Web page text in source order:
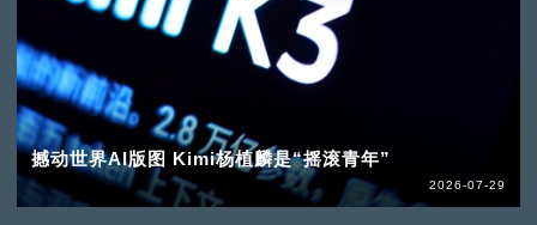
撼动世界AI版图 Kimi杨植麟是“摇滚青年”
2026-07-29